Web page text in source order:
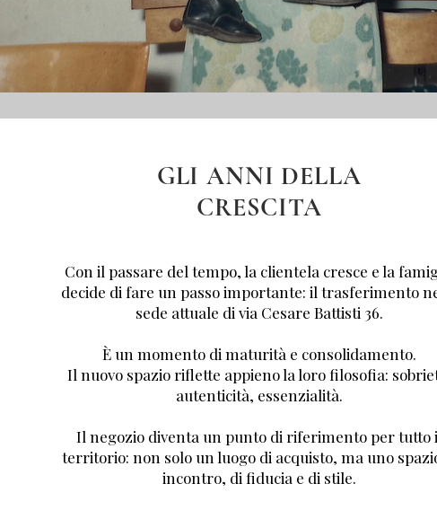
GLI ANNI DELLA
CRESCITA
Con il passare del tempo, la clientela cresce e la
decide di fare un passo importante: il trasferimento
sede attuale di via Cesare Battisti 36.
È un momento di maturità e consolidamento.
Il nuovo spazio riflette appieno la loro filosofia:
autenticità, essenzialità.
Il negozio diventa un punto di riferimento per tutto
territorio: non solo un luogo di acquisto, ma uno
incontro, di fiducia e di stile.